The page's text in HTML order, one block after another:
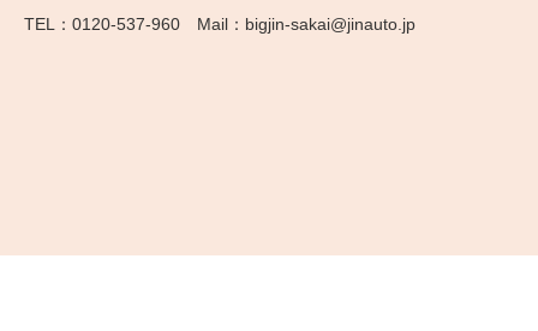
0120-537-960
bigjin-sakai@jinauto.jp